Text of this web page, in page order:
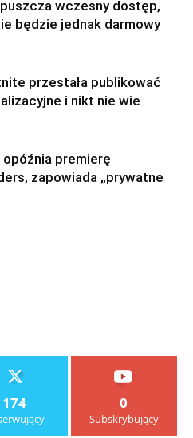
wczesny dostęp,
będzie jednak darmowy
przestała publikować
i nikt nie wie
opóźnia premierę
zapowiada „prywatne
174 0
Subskrybujący